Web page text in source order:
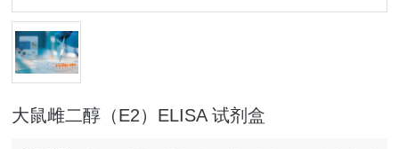
大鼠雌二醇（E2）ELISA 试剂盒